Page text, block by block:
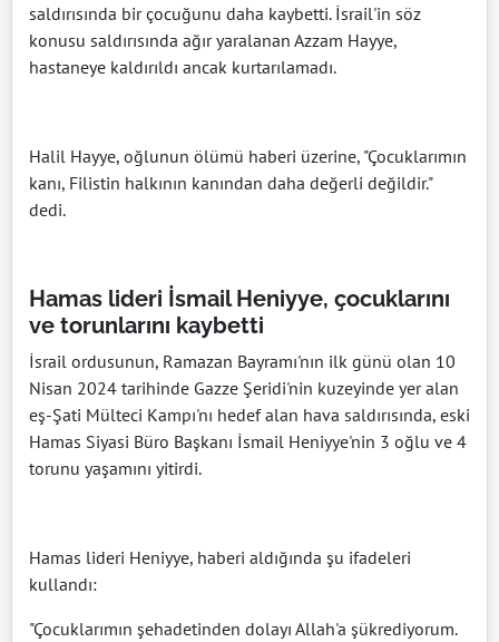
saldırısında bir çocuğunu daha kaybetti. İsrail'in söz
konusu saldırısında ağır yaralanan Azzam Hayye,
hastaneye kaldırıldı ancak kurtarılamadı.
Halil Hayye, oğlunun ölümü haberi üzerine, "Çocuklarımın
kanı, Filistin halkının kanından daha değerli değildir."
dedi.
Hamas lideri İsmail Heniyye, çocuklarını
ve torunlarını kaybetti
İsrail ordusunun, Ramazan Bayramı'nın ilk günü olan 10
Nisan 2024 tarihinde Gazze Şeridi'nin kuzeyinde yer alan
eş-Şati Mülteci Kampı'nı hedef alan hava saldırısında, eski
Hamas Siyasi Büro Başkanı İsmail Heniyye'nin 3 oğlu ve 4
torunu yaşamını yitirdi.
Hamas lideri Heniyye, haberi aldığında şu ifadeleri
kullandı:
"Çocuklarımın şehadetinden dolayı Allah'a şükrediyorum.